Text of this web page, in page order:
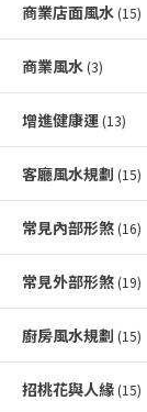
商業店面風水 (15)
商業風水 (3)
增進健康運 (13)
客廳風水規劃 (15)
常見內部形煞 (16)
常見外部形煞 (19)
廚房風水規劃 (15)
招桃花與人緣 (15)